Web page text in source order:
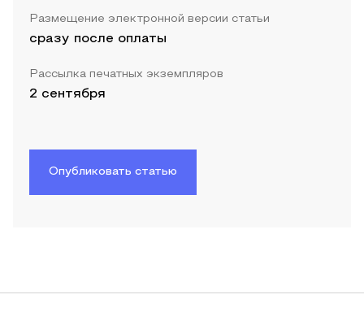
Размещение электронной версии статьи
сразу после оплаты
Рассылка печатных экземпляров
2 сентября
Опубликовать статью